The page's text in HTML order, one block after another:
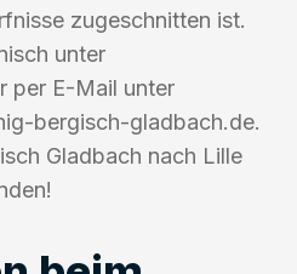
zugeschnitten ist.
unter
per E-Mail unter
bergisch-gladbach.de.
Gladbach nach Lille